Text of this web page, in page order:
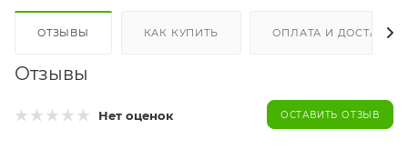
ОТЗЫВЫ КАК КУПИТЬ ОПЛАТА И ДОСТАВКА
Отзывы
Нет оценок ОСТАВИТЬ ОТЗЫВ